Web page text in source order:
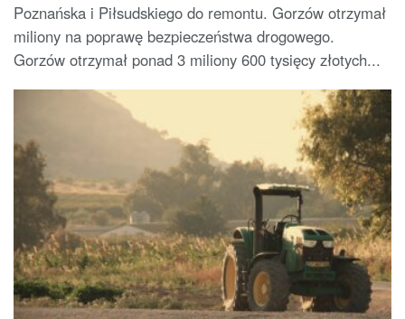
Poznańska i Piłsudskiego do remontu. Gorzów otrzymał
miliony na poprawę bezpieczeństwa drogowego.
Gorzów otrzymał ponad 3 miliony 600 tysięcy złotych...